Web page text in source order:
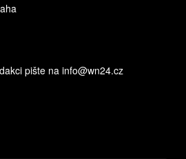
pište na info@wn24.cz